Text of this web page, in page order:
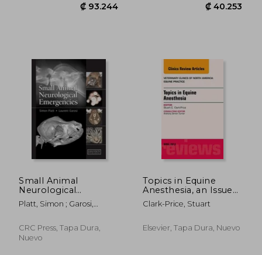
Small Animal
Neurological
Emergencies (en
Inglés)
Platt, Simon ; Garosi,
CRC Press, Tapa Dura,
Nuevo
Topics in Equine
Anesthesia, an Issue
of Veterinary Clinics:
Equine Practice:
Inglés)
Clark-Price, Stuart
Elsevier, Tapa Dura, Nuevo